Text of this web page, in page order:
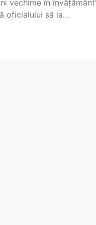
vechime în
oficialului să ia…